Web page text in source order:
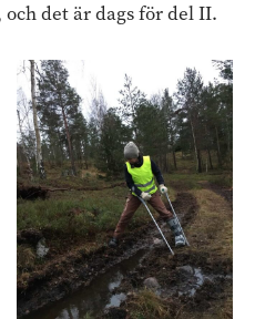
det är dags för del II.